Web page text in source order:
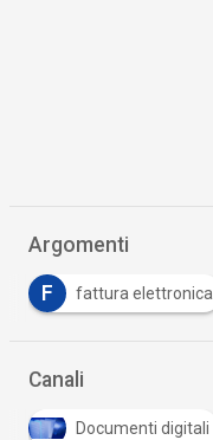
Argomenti
F fattura elettronica
Canali
Documenti digitali